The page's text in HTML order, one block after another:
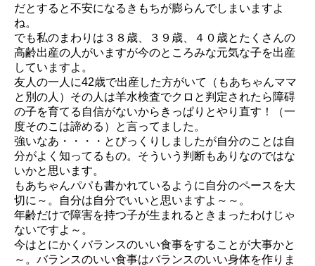
だとすると不安になるきもちが膨らんでしまいますよ
ね。
でも私のまわりは３８歳、３９歳、４０歳とたくさんの
高齢出産の人がいますが今のところみな元気な子を出産
していますよ。
友人の一人に42歳で出産した方がいて（もあちゃんママ
と別の人）その人は羊水検査でクロと判定されたら障碍
の子を育てる自信がないからきっぱりとやり直す！（一
度そのこは諦める）と言ってました。
強いなあ・・・・とびっくりしましたが自分のことは自
分がよく知ってるもの。そういう判断もありなのではな
いかと思います。
もあちゃんパパも書かれているように自分のペースを大
切に～。自分は自分でいいと思いますよ～～。
年齢だけで障害を持つ子が生まれるときまったわけじゃ
ないですよ～。
今はとにかくバランスのいい食事をすることが大事かと
～。バランスのいい食事はバランスのいい身体を作りま